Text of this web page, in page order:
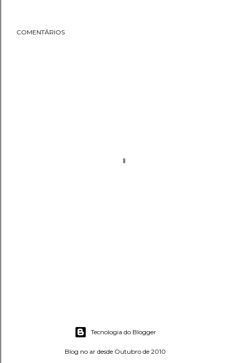
COMENTÁRIOS
Tecnologia do Blogger
Blog no ar desde Outubro de 2010